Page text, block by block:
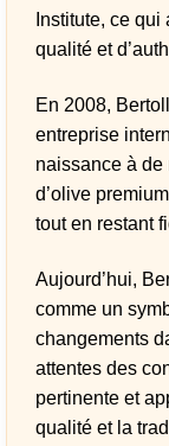
Institute, ce
qualité et
En 2008,
entreprise
naissance à
d’olive
tout en restant
Aujourd’hui,
comme un
changements
attentes des
pertinente et
qualité et la